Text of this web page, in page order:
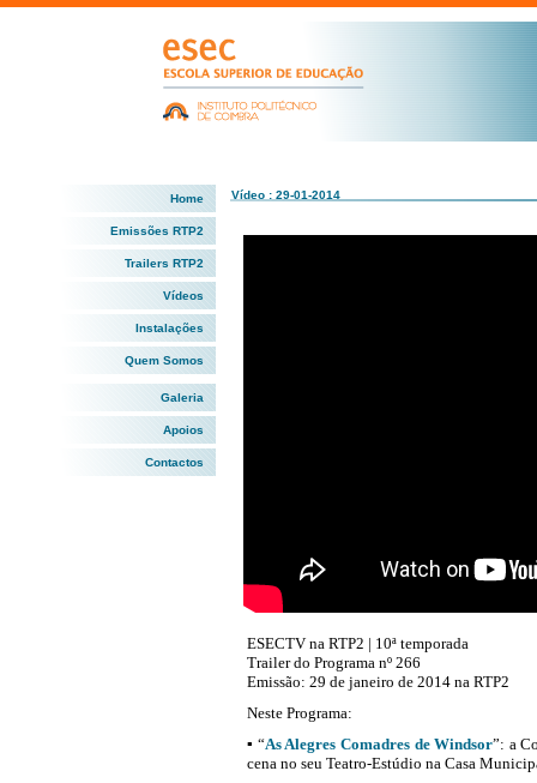
Home
Emissões RTP2
Trailers RTP2
Vídeos
Instalações
Quem Somos
Galeria
Apoios
Contactos
Vídeo : 29-01-2014
ESECTV na RTP2 | 10ª temporada
Trailer do Programa nº 266
Emissão: 29 de janeiro de 2014 na RTP2
Neste Programa:
▪ “As Alegres Comadres de Windsor”: a
cena no seu Teatro-Estúdio na Casa